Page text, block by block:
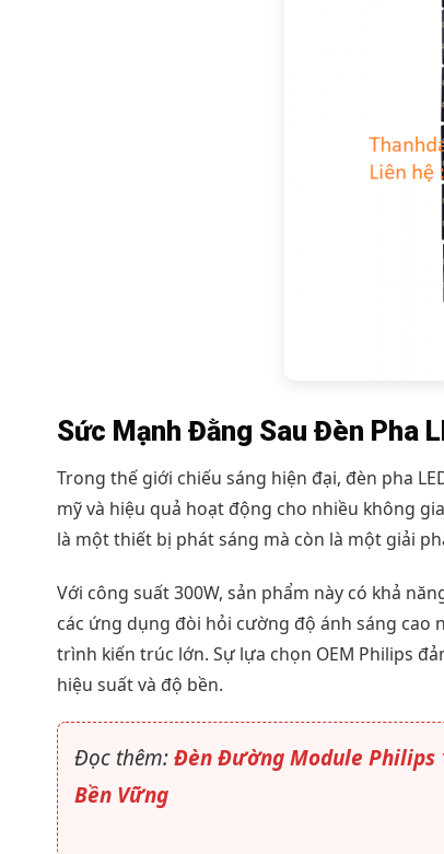
Sức Mạnh Đằng Sau Đèn Pha
Trong thế giới chiếu sáng hiện đại, đèn pha
mỹ và hiệu quả hoạt động cho nhiều không
là một thiết bị phát sáng mà còn là một giải
Với công suất 300W, sản phẩm này có khả
các ứng dụng đòi hỏi cường độ ánh sáng cao
trình kiến trúc lớn. Sự lựa chọn OEM Philips
hiệu suất và độ bền.
Đọc thêm:Đèn Đường Module Philips
Bền Vững